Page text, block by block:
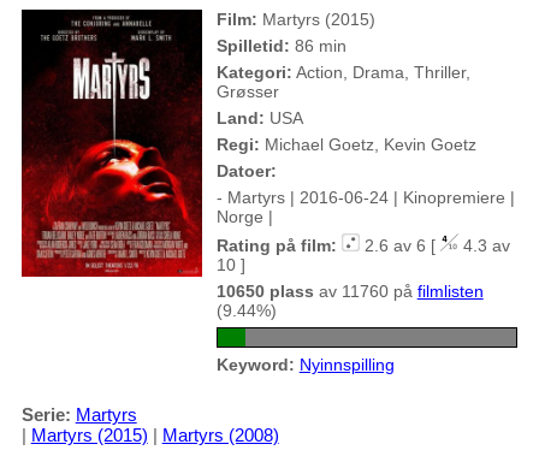
Film: Martyrs (2015)
Spilletid: 86 min
Kategori: Action, Drama, Thriller,
Grøsser
Land: USA
Regi: Michael Goetz, Kevin Goetz
Datoer:
- Martyrs | 2016-06-24 | Kinopremiere |
Norge |
Rating på film:
2.6 av 6 [
4.3 av
10 ]
10650 plass av 11760 på filmlisten
(9.44%)
Keyword: Nyinnspilling
Serie: Martyrs
| Martyrs (2015) | Martyrs (2008)